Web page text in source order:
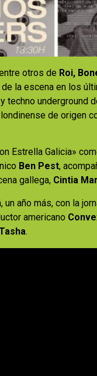
otros de Roi,
la escena en los
underground
de origen
Estrella Galicia»
Ben Pest,
gallega, Cintia
año más, con la
americano
.